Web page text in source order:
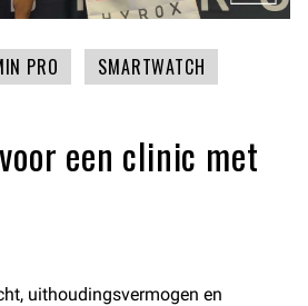
PRO
SMARTWATCH
een clinic met
uithoudingsvermogen en